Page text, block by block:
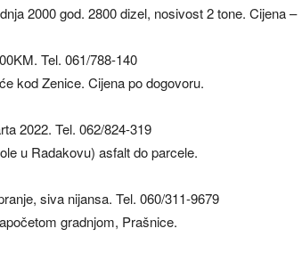
2000 god. 2800 dizel, nosivost 2 tone. Cijena –
Tel. 061/788-140
kod Zenice. Cijena po dogovoru.
2022. Tel. 062/824-319
u Radakovu) asfalt do parcele.
siva nijansa. Tel. 060/311-9679
gradnjom, Prašnice.